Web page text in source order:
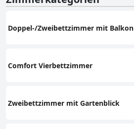
Doppel-/Zweibettzimmer mit Balkon
Comfort Vierbettzimmer
Zweibettzimmer mit Gartenblick